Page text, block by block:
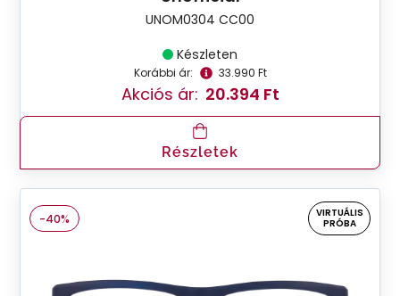
UNOM0304 CC00
Készleten
Korábbi ár: 33.990 Ft
Akciós ár: 20.394 Ft
Részletek
-40%
VIRTUÁLIS
PRÓBA